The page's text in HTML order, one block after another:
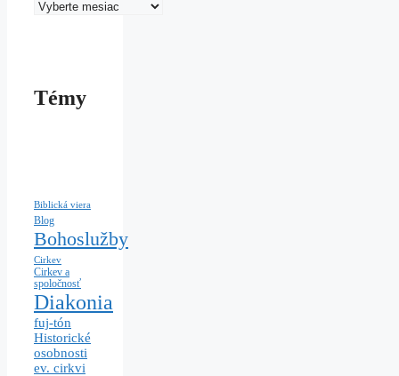
Témy
Biblická viera
Blog
Bohoslužby
Cirkev
Cirkev a
spoločnosť
Diakonia
fuj-tón
Historické
osobnosti
ev. cirkvi